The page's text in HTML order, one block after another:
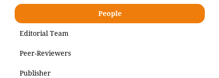
People
Editorial Team
Peer-Reviewers
Publisher